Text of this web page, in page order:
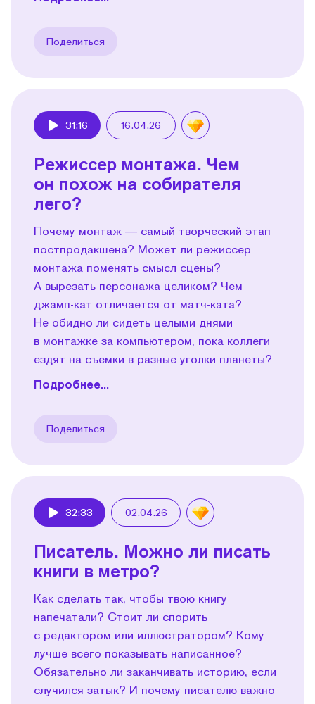
Поделиться
31:16 16.04.26
Режиссер монтажа. Чем
он похож на собирателя
лего?
Почему монтаж — самый творческий этап
постпродакшена? Может ли режиссер
монтажа поменять смысл сцены?
А вырезать персонажа целиком? Чем
джамп-кат отличается от матч-ката?
Не обидно ли сидеть целыми днями
в монтажке за компьютером, пока коллеги
ездят на съемки в разные уголки планеты?
Подробнее...
Поделиться
32:33 02.04.26
Писатель. Можно ли писать
книги в метро?
Как сделать так, чтобы твою книгу
напечатали? Стоит ли спорить
с редактором или иллюстратором? Кому
лучше всего показывать написанное?
Обязательно ли заканчивать историю, если
случился затык? И почему писателю важно